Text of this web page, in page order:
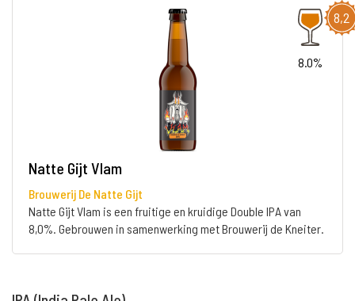
8,2
8.0%
Natte Gijt Vlam
Brouwerij De Natte Gijt
Natte Gijt Vlam is een fruitige en kruidige Double IPA van
8,0%. Gebrouwen in samenwerking met Brouwerij de Kneiter.